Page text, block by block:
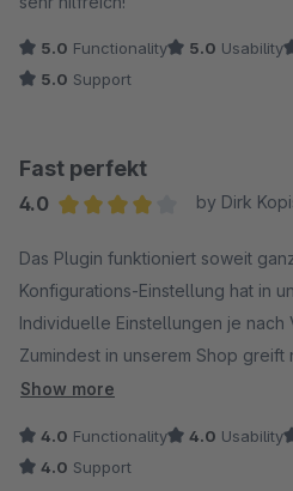
5.0 Functionality 5.0 Usability
5.0 Support
Fast perfekt
4.0
by Dirk
Das Plugin funktioniert soweit
Konfigurations-Einstellung hat in
Individuelle Einstellungen je nach
Zumindest in unserem Shop greift
welche wir in "Alle
Herstellernummer nicht
Show more
4.0 Functionality 4.0 Usability
4.0 Support